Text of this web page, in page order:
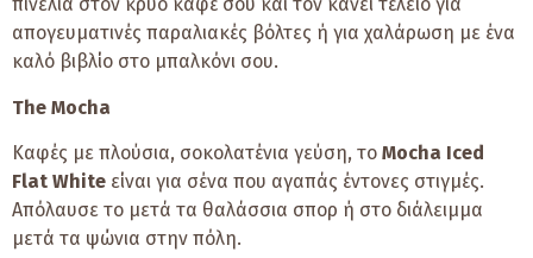
πινελιά στον κρύο καφέ σου και τον κάνει τέλειο για
απογευματινές παραλιακές βόλτες ή για χαλάρωση με ένα
καλό βιβλίο στο μπαλκόνι σου.
The Mocha
Καφές με πλούσια, σοκολατένια γεύση, το Mocha Iced
Flat White είναι για σένα που αγαπάς έντονες στιγμές.
Απόλαυσε το μετά τα θαλάσσια σπορ ή στο διάλειμμα
μετά τα ψώνια στην πόλη.